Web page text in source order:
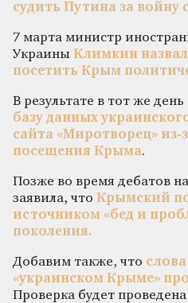
судить Путина за войну
7 марта министр
Украины Климкин
посетить Крым
В результате в тот же
базу данных
сайта «Миротворец» из-
посещения Крыма.
Позже во время дебатов
заявила, что Крымский
источником «бед и
поколения.
Добавим также, что
«украинском Крыме»
Проверка будет